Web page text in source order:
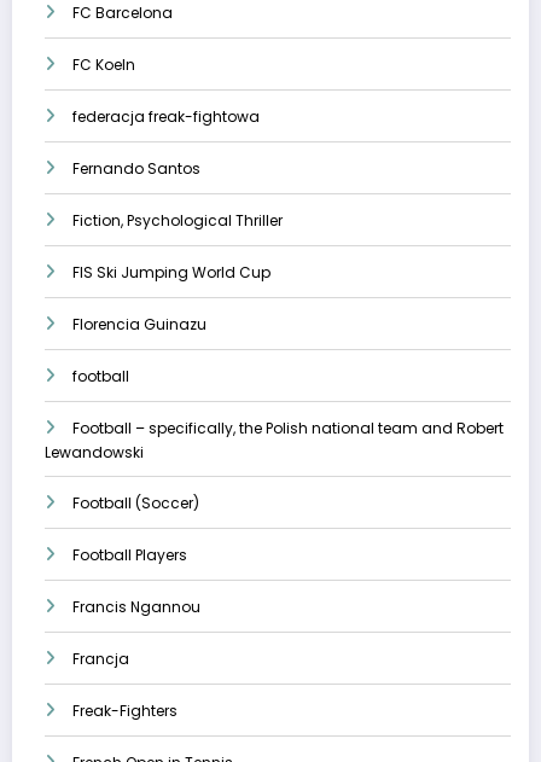
FC Barcelona
FC Koeln
federacja freak-fightowa
Fernando Santos
Fiction, Psychological Thriller
FIS Ski Jumping World Cup
Florencia Guinazu
football
Football – specifically, the Polish national team and Robert
Lewandowski
Football (Soccer)
Football Players
Francis Ngannou
Francja
Freak-Fighters